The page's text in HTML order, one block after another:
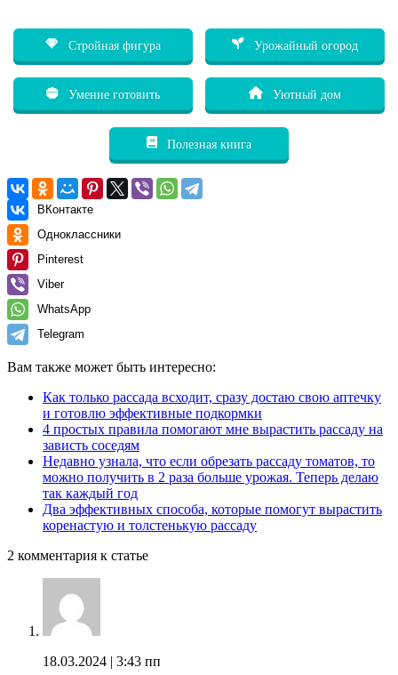
Стройная фигура Урожайный огород
Умение готовить Уютный дом
Полезная книга
ВКонтакте
Одноклассники
Pinterest
Viber
WhatsApp
Telegram
Вам также может быть интересно:
Как только рассада всходит, сразу достаю свою аптечку
и готовлю эффективные подкормки
4 простых правила помогают мне вырастить рассаду на
зависть соседям
Недавно узнала, что если обрезать рассаду томатов, то
можно получить в 2 раза больше урожая. Теперь делаю
так каждый год
Два эффективных способа, которые помогут вырастить
коренастую и толстенькую рассаду
2 комментария к статье
18.03.2024 | 3:43 пп